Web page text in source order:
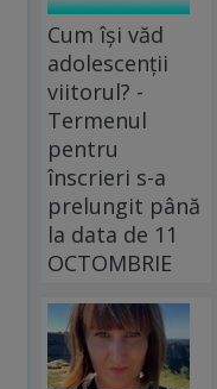
Cum își văd
adolescenții
viitorul? -
Termenul
pentru
înscrieri s-a
prelungit până
la data de 11
OCTOMBRIE